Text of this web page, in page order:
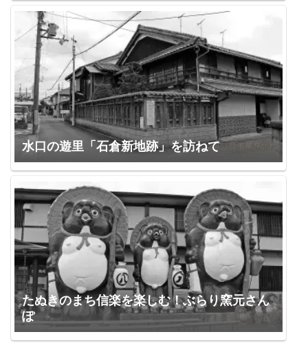
水口の遊里「石倉新地跡」を訪ねて
たぬきのまち信楽を楽しむ！ぶらり窯元さん
ぽ